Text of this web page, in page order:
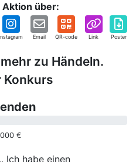
Aktion über:
Instagram Email QR-code Link Poster
zu Händeln.
Konkurs
€
Ich habe einen